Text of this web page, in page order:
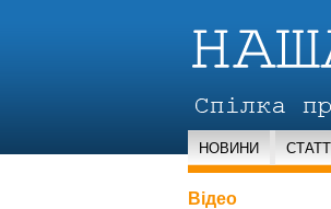
НОВИНИ СТАТТІ
Відео